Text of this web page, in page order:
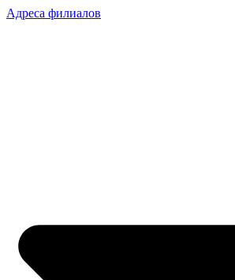
Адреса филиалов